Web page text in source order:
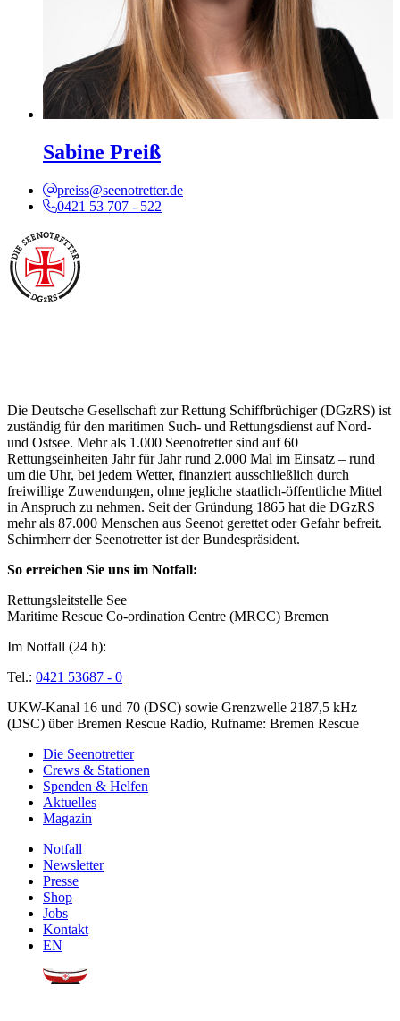
Sabine Preiß
preiss@seenotretter.de
0421 53 707 - 522
Die Deutsche Gesellschaft zur Rettung Schiffbrüchiger (DGzRS) ist
zuständig für den maritimen Such- und Rettungsdienst auf Nord-
und Ostsee. Mehr als 1.000 Seenotretter sind auf 60
Rettungseinheiten Jahr für Jahr rund 2.000 Mal im Einsatz – rund
um die Uhr, bei jedem Wetter, finanziert ausschließlich durch
freiwillige Zuwendungen, ohne jegliche staatlich-öffentliche Mittel
in Anspruch zu nehmen. Seit der Gründung 1865 hat die DGzRS
mehr als 87.000 Menschen aus Seenot gerettet oder Gefahr befreit.
Schirmherr der Seenotretter ist der Bundespräsident.
So erreichen Sie uns im Notfall:
Rettungsleitstelle See
Maritime Rescue Co-ordination Centre (MRCC) Bremen
Im Notfall (24 h):
Tel.: 0421 53687 - 0
UKW-Kanal 16 und 70 (DSC) sowie Grenzwelle 2187,5 kHz
(DSC) über Bremen Rescue Radio, Rufname: Bremen Rescue
Die Seenotretter
Crews & Stationen
Spenden & Helfen
Aktuelles
Magazin
Notfall
Newsletter
Presse
Shop
Jobs
Kontakt
EN